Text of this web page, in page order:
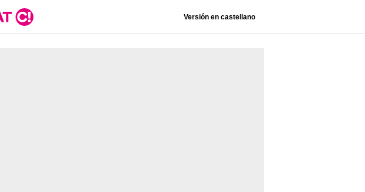
Versión en castellano